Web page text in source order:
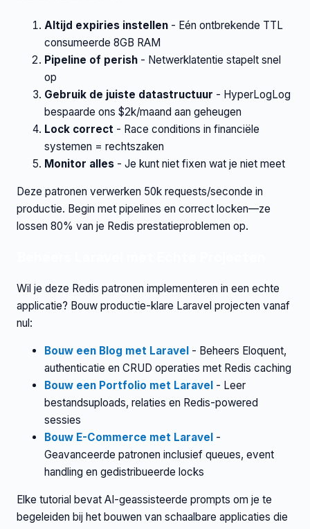
Altijd expiries instellen - Eén ontbrekende TTL
consumeerde 8GB RAM
Pipeline of perish - Netwerklatentie stapelt snel
op
Gebruik de juiste datastructuur - HyperLogLog
bespaarde ons $2k/maand aan geheugen
Lock correct - Race conditions in financiële
systemen = rechtszaken
Monitor alles - Je kunt niet fixen wat je niet meet
Deze patronen verwerken 50k requests/seconde in
productie. Begin met pipelines en correct locken—ze
lossen 80% van je Redis prestatieproblemen op.
Wil je deze Redis patronen implementeren in een echte
applicatie? Bouw productie-klare Laravel projecten vanaf
nul:
Bouw een Blog met Laravel - Beheers Eloquent,
authenticatie en CRUD operaties met Redis caching
Bouw een Portfolio met Laravel - Leer
bestandsuploads, relaties en Redis-powered
sessies
Bouw E-Commerce met Laravel -
Geavanceerde patronen inclusief queues, event
handling en gedistribueerde locks
Elke tutorial bevat AI-geassisteerde prompts om je te
begeleiden bij het bouwen van schaalbare applicaties die